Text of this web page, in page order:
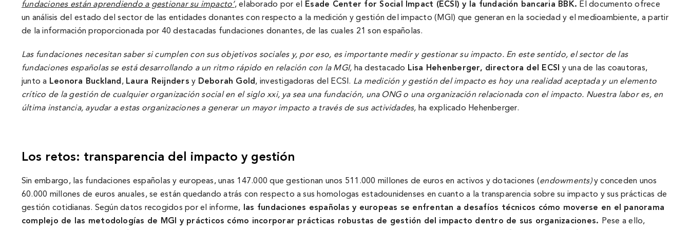
fundaciones están aprendiendo a gestionar su impacto’, elaborado por el Esade Center for Social Impact (ECSI) y la fundación bancaria BBK. El documento ofrece
un análisis del estado del sector de las entidades donantes con respecto a la medición y gestión del impacto (MGI) que generan en la sociedad y el medioambiente, a partir
de la información proporcionada por 40 destacadas fundaciones donantes, de las cuales 21 son españolas.
Las fundaciones necesitan saber si cumplen con sus objetivos sociales y, por eso, es importante medir y gestionar su impacto. En este sentido, el sector de las
fundaciones españolas se está desarrollando a un ritmo rápido en relación con la MGI, ha destacado Lisa Hehenberger, directora del ECSI
y una de las coautoras,
junto a Leonora Buckland , Laura Reijnders y Deborah Gold, investigadoras del ECSI. La medición y gestión del impacto es hoy una realidad aceptada y un elemento
crí­tico de la gestión de cualquier organización social en el siglo xxi, ya sea una fundación, una ONG o una organización relacionada con el impacto. Nuestra labor es, en
última instancia, ayudar a estas organizaciones a generar un mayor impacto a través de sus actividades, ha explicado Hehenberger.
Los retos: transparencia del impacto y gestión
Sin embargo, las fundaciones españolas y europeas, unas 147.000 que gestionan unos 511.000 millones de euros en activos y dotaciones (endowments)y conceden unos
60.000 millones de euros anuales, se están quedando atrás con respecto a sus homologas estadounidenses en cuanto a la transparencia sobre su impacto y sus prácticas de
gestión cotidianas. Según datos recogidos por el informe, las fundaciones españolas y europeas se enfrentan a desafí­os técnicos cómo moverse en el panorama
complejo de las metodologí­as de MGI y prácticos cómo incorporar prácticas robustas de gestión del impacto dentro de sus organizaciones.
Pese a ello,